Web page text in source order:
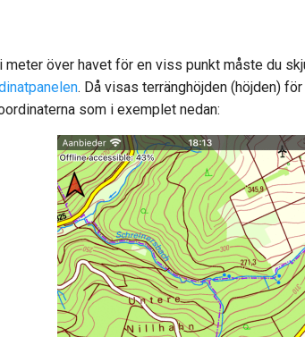
meter över havet för en viss punkt måste du
. Då visas terränghöjden (höjden)
som i exemplet nedan: